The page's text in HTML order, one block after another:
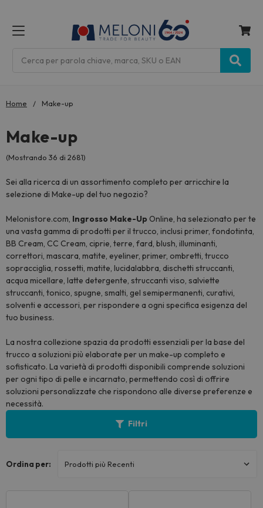
Home Make-up
Make-up
(Mostrando 36 di 2681)
Sei alla ricerca di un assortimento completo per arricchire la
selezione di Make-up del tuo negozio?
Melonistore.com, Ingrosso Make-Up Online, ha selezionato per te
una vasta gamma di prodotti per il trucco, inclusi primer, fondotinta,
BB Cream, CC Cream, ciprie, terre, fard, blush, illuminanti,
correttori, mascara, matite, eyeliner, primer, ombretti, trucco
sopracciglia, rossetti, matite, lucidalabbra, dischetti struccanti,
acqua micellare, latte detergente, struccanti viso, salviette
struccanti, tonico, spugne, smalti, gel semipermanenti, curativi,
solventi e accessori, per rispondere a ogni specifica esigenza del
tuo business.
La nostra collezione spazia da prodotti essenziali per la base del
trucco a soluzioni più elaborate per un make-up completo e
sofisticato. La varietà di prodotti disponibili comprende soluzioni
per ogni tipo di pelle e incarnato, permettendo così di offrire
soluzioni personalizzate che rispondono alle diverse preferenze e
necessità.
Filtri
Ordina per: